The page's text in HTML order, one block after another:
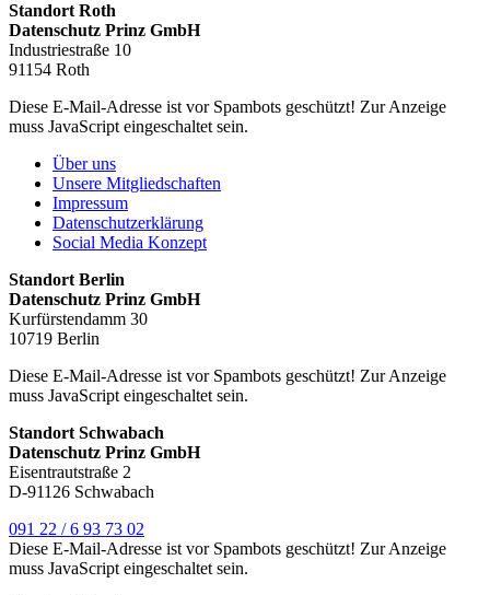
Standort Roth
Datenschutz Prinz GmbH
Industriestraße 10
91154 Roth
Diese E-Mail-Adresse ist vor Spambots geschützt! Zur Anzeige
muss JavaScript eingeschaltet sein.
Über uns
Unsere Mitgliedschaften
Impressum
Datenschutzerklärung
Social Media Konzept
Standort Berlin
Datenschutz Prinz GmbH
Kurfürstendamm 30
10719 Berlin
Diese E-Mail-Adresse ist vor Spambots geschützt! Zur Anzeige
muss JavaScript eingeschaltet sein.
Standort Schwabach
Datenschutz Prinz GmbH
Eisentrautstraße 2
D-91126 Schwabach
091 22 / 6 93 73 02
Diese E-Mail-Adresse ist vor Spambots geschützt! Zur Anzeige
muss JavaScript eingeschaltet sein.